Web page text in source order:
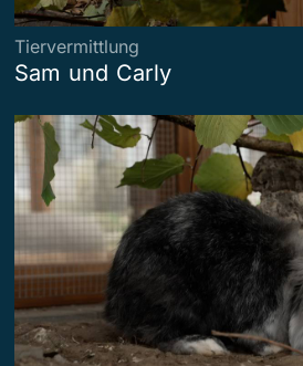
Tiervermittlung
Sam und Carly